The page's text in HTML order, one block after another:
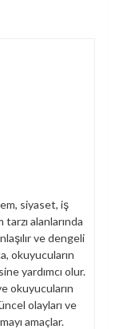
siyaset, iş
alanlarında
ve dengeli
okuyucuların
yardımcı olur.
okuyucuların
olayları ve
amaçlar.